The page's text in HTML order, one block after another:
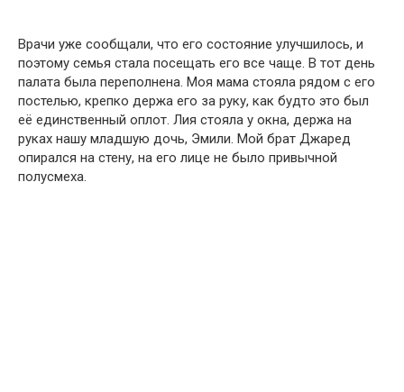
Врачи уже сообщали, что его состояние улучшилось, и
поэтому семья стала посещать его все чаще. В тот день
палата была переполнена. Моя мама стояла рядом с его
постелью, крепко держа его за руку, как будто это был
её единственный оплот. Лия стояла у окна, держа на
руках нашу младшую дочь, Эмили. Мой брат Джаред
опирался на стену, на его лице не было привычной
полусмеха.